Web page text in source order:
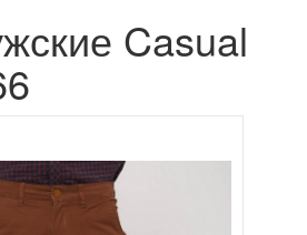
Casual